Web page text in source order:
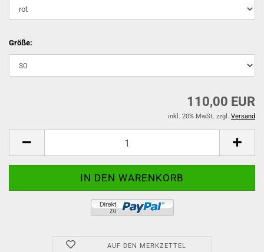
Größe:
110,00 EUR
inkl. 20% MwSt. zzgl. Versand
AUF DEN MERKZETTEL